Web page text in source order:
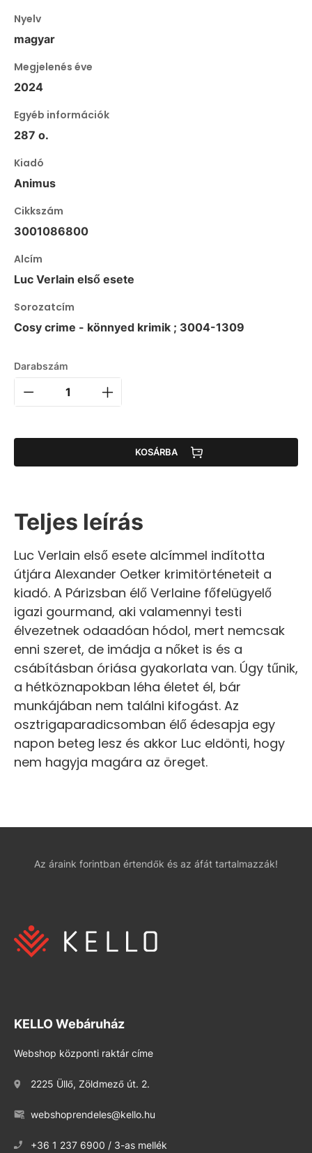
Nyelv
magyar
Megjelenés éve
2024
Egyéb információk
287 o.
Kiadó
Animus
Cikkszám
3001086800
Alcím
Luc Verlain első esete
Sorozatcím
Cosy crime - könnyed krimik ; 3004-1309
Darabszám
KOSÁRBA
Teljes leírás
Luc Verlain első esete alcímmel indította
útjára Alexander Oetker krimitörténeteit a
kiadó. A Párizsban élő Verlaine főfelügyelő
igazi gourmand, aki valamennyi testi
élvezetnek odaadóan hódol, mert nemcsak
enni szeret, de imádja a nőket is és a
csábításban óriása gyakorlata van. Úgy tűnik,
a hétköznapokban léha életet él, bár
munkájában nem találni kifogást. Az
osztrigaparadicsomban élő édesapja egy
napon beteg lesz és akkor Luc eldönti, hogy
nem hagyja magára az öreget.
Az áraink forintban értendők és az áfát tartalmazzák!
KELLO Webáruház
Webshop központi raktár címe
2225 Üllő, Zöldmező út. 2.
webshoprendeles@kello.hu
+36 1 237 6900 / 3-as mellék